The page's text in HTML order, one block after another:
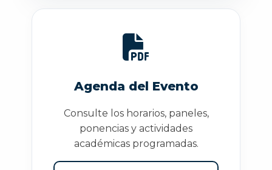
Agenda del Evento
Consulte los horarios, paneles,
ponencias y actividades
académicas programadas.